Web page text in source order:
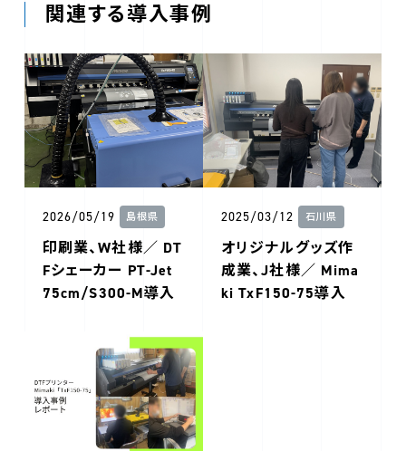
関連する導入事例
2026/05/19 島根県
印刷業、W社様／ DT
Fシェーカー PT-Jet
75cm/S300-M導入
2025/03/12 石川県
オリジナルグッズ作
成業、J社様／ Mima
ki TxF150-75導入